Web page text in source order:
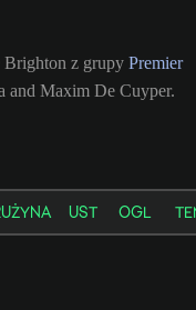
Brighton z grupy Premier
and Maxim De Cuyper.
UST OGL